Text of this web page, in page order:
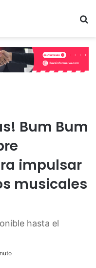
Bum Bum
impulsar
musicales
hasta el